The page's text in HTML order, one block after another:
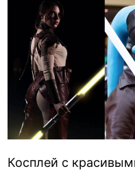
Косплей с